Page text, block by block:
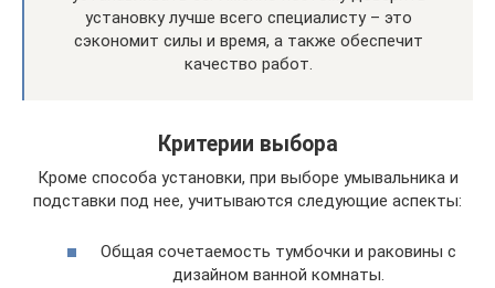
установку лучше всего специалисту – это
сэкономит силы и время, а также обеспечит
качество работ.
Критерии выбора
Кроме способа установки, при выборе умывальника и
подставки под нее, учитываются следующие аспекты:
Общая сочетаемость тумбочки и раковины с
дизайном ванной комнаты.